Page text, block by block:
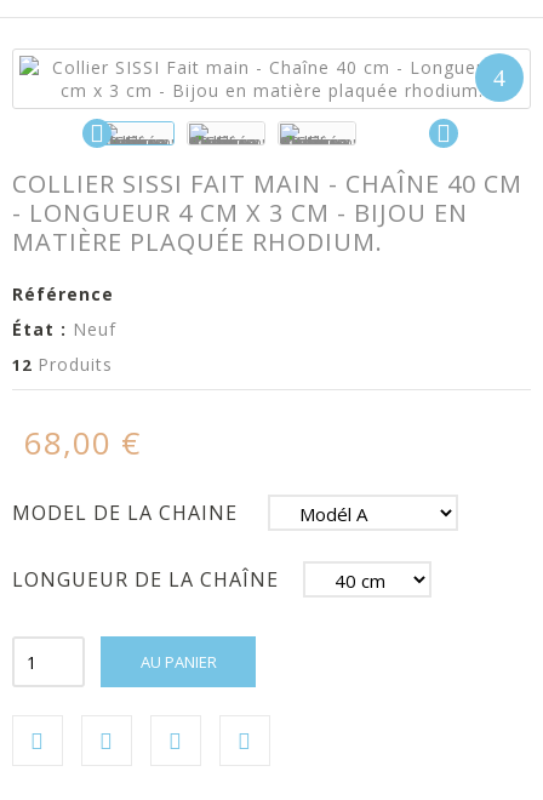
COLLIER SISSI FAIT MAIN - CHAÎNE 40 CM
- LONGUEUR 4 CM X 3 CM - BIJOU EN
MATIÈRE PLAQUÉE RHODIUM.
Référence
État : Neuf
12 Produits
68,00 €
MODEL DE LA CHAINE
LONGUEUR DE LA CHAÎNE
AU PANIER